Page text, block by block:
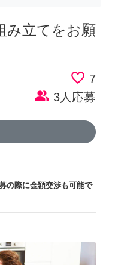
み立てをお願
favorite_border 7
people_alt 3人応募
の際に金額交渉も可能で